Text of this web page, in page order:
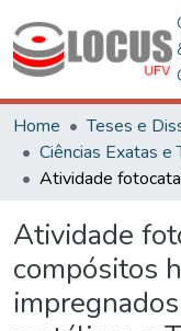
Home
Teses e
Atividade
compósitos